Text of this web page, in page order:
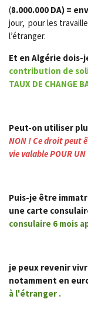
(8.000.000 DA) =
jour, pour les
l’étranger.
Et en Algérie dois-
contribution de
TAUX DE CHANGE
Peut-on utiliser
NON ! Ce droit peut
vie valable POUR UN
Puis-je être
une carte
consulaire 6 mois
je peux revenir
notamment en
à l'étranger .